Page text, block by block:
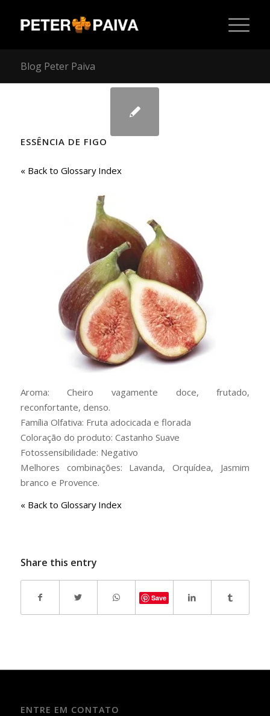
Blog Peter Paiva
ESSÊNCIA DE FIGO
« Back to Glossary Index
Aroma: Cheiro vagamente doce, frutado,
reconfortante, denso.
Família Olfativa: Fruta adocicada e florada
Coloração do produto: Castanho Suave
Fotossensibilidade: Negativo
Melhores combinações: Lavanda, Orquídea, Jasmim
branco e Provence.
« Back to Glossary Index
Share this entry
Save
ENTRE EM CONTATO